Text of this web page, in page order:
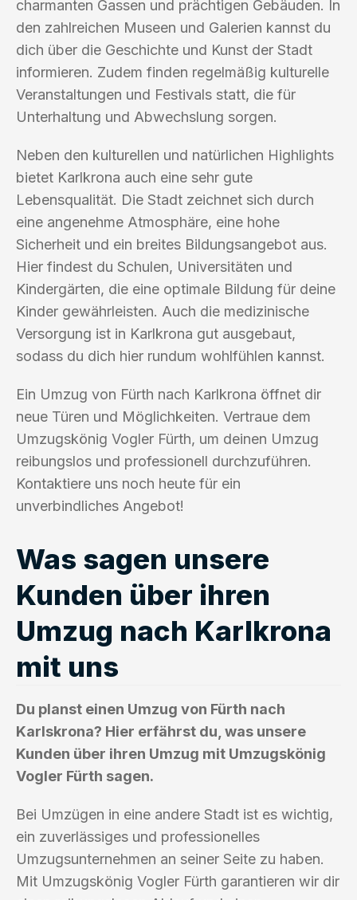
charmanten Gassen und prächtigen Gebäuden. In
den zahlreichen Museen und Galerien kannst du
dich über die Geschichte und Kunst der Stadt
informieren. Zudem finden regelmäßig kulturelle
Veranstaltungen und Festivals statt, die für
Unterhaltung und Abwechslung sorgen.
Neben den kulturellen und natürlichen Highlights
bietet Karlkrona auch eine sehr gute
Lebensqualität. Die Stadt zeichnet sich durch
eine angenehme Atmosphäre, eine hohe
Sicherheit und ein breites Bildungsangebot aus.
Hier findest du Schulen, Universitäten und
Kindergärten, die eine optimale Bildung für deine
Kinder gewährleisten. Auch die medizinische
Versorgung ist in Karlkrona gut ausgebaut,
sodass du dich hier rundum wohlfühlen kannst.
Ein Umzug von Fürth nach Karlkrona öffnet dir
neue Türen und Möglichkeiten. Vertraue dem
Umzugskönig Vogler Fürth, um deinen Umzug
reibungslos und professionell durchzuführen.
Kontaktiere uns noch heute für ein
unverbindliches Angebot!
Was sagen unsere
Kunden über ihren
Umzug nach Karlkrona
mit uns
Du planst einen Umzug von Fürth nach
Karlskrona? Hier erfährst du, was unsere
Kunden über ihren Umzug mit Umzugskönig
Vogler Fürth sagen.
Bei Umzügen in eine andere Stadt ist es wichtig,
ein zuverlässiges und professionelles
Umzugsunternehmen an seiner Seite zu haben.
Mit Umzugskönig Vogler Fürth garantieren wir dir